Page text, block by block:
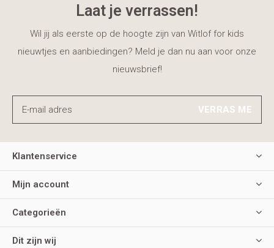
Laat je verrassen!
Wil jij als eerste op de hoogte zijn van Witlof for kids
nieuwtjes en aanbiedingen? Meld je dan nu aan voor onze
nieuwsbrief!
VERRAS ME
Klantenservice
Mijn account
Categorieën
Dit zijn wij